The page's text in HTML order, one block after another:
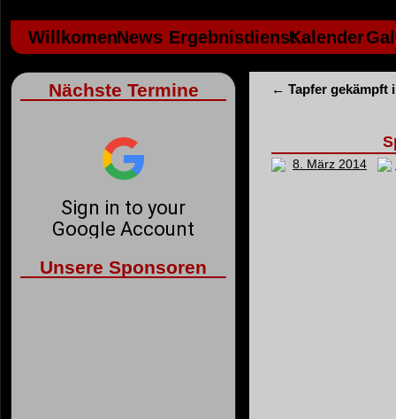
WillkomenNews ErgebnisdienstKalender
← Tapfer gekämpft
8. März 2014
Nächste Termine
Unsere Sponsoren